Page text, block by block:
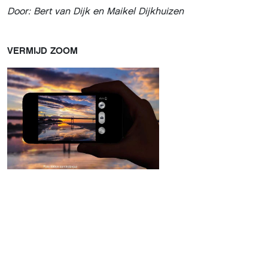
Door: Bert van Dijk en Maikel Dijkhuizen
VERMIJD ZOOM